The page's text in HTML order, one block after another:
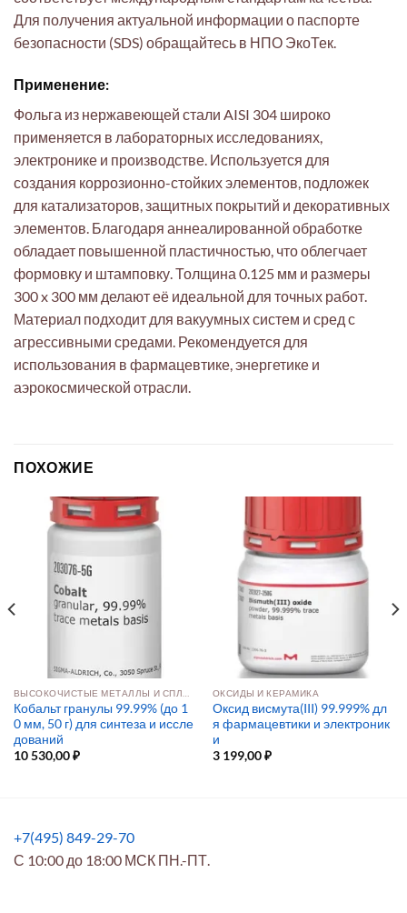
Для получения актуальной информации о паспорте
безопасности (SDS) обращайтесь в НПО ЭкоТек.
Применение:
Фольга из нержавеющей стали AISI 304 широко
применяется в лабораторных исследованиях,
электронике и производстве. Используется для
создания коррозионно-стойких элементов, подложек
для катализаторов, защитных покрытий и декоративных
элементов. Благодаря аннеалированной обработке
обладает повышенной пластичностью, что облегчает
формовку и штамповку. Толщина 0.125 мм и размеры
300 x 300 мм делают её идеальной для точных работ.
Материал подходит для вакуумных систем и сред с
агрессивными средами. Рекомендуется для
использования в фармацевтике, энергетике и
аэрокосмической отрасли.
ПОХОЖИЕ
Кобальт гранулы 99.99% (до 1
0 мм, 50 г) для синтеза и иссле
дований
10 530,00₽
ОКСИДЫ И КЕРАМИКА
Оксид висмута(III) 99.999% дл
я фармацевтики и электроник
и
3 199,00₽
+7(495) 849-29-70
С 10:00 до 18:00 МСК ПН.-ПТ.